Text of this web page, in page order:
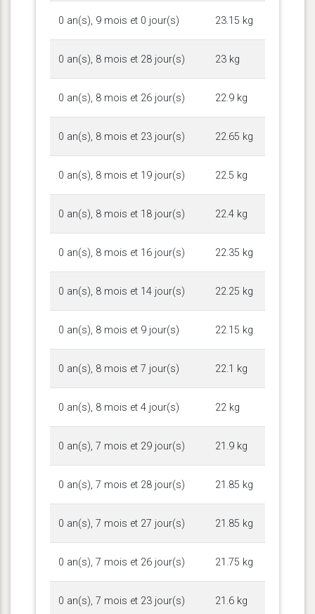
0 an(s), 9 mois et 0 jour(s) 23.15 kg
0 an(s), 8 mois et 28 jour(s) 23 kg
0 an(s), 8 mois et 26 jour(s) 22.9 kg
0 an(s), 8 mois et 23 jour(s) 22.65 kg
0 an(s), 8 mois et 19 jour(s) 22.5 kg
0 an(s), 8 mois et 18 jour(s) 22.4 kg
0 an(s), 8 mois et 16 jour(s) 22.35 kg
0 an(s), 8 mois et 14 jour(s) 22.25 kg
0 an(s), 8 mois et 9 jour(s) 22.15 kg
0 an(s), 8 mois et 7 jour(s) 22.1 kg
0 an(s), 8 mois et 4 jour(s) 22 kg
0 an(s), 7 mois et 29 jour(s) 21.9 kg
0 an(s), 7 mois et 28 jour(s) 21.85 kg
0 an(s), 7 mois et 27 jour(s) 21.85 kg
0 an(s), 7 mois et 26 jour(s) 21.75 kg
0 an(s), 7 mois et 23 jour(s) 21.6 kg